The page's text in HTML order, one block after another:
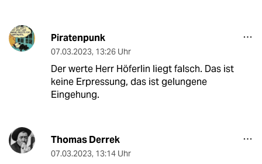
Piratenpunk
07.03.2023, 13:26 Uhr
Der werte Herr Höferlin liegt falsch. Das ist
keine Erpressung, das ist gelungene
Eingehung.
Thomas Derrek
07.03.2023, 13:14 Uhr